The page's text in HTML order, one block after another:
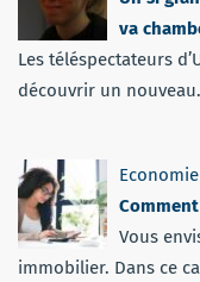
va
Les téléspectateurs
découvrir un
Economie
Vous
immobilier. Dans ce